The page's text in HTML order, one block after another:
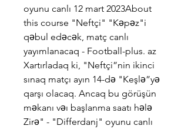
oyunu canlı 12 mart 2023About
this course "Neftçi" "Kəpəz"i
qəbul edəcək, matç canlı
yayımlanacaq - Football-plus. az
Xartırladaq ki, "Neftçi”nin ikinci
sınaq matçı ayın 14-də "Keşlə”yə
qarşı olacaq. Ancaq bu görüşün
məkanı vəı başlanma saatı hələ
Zirə" - "Differdanj" oyunu canlı